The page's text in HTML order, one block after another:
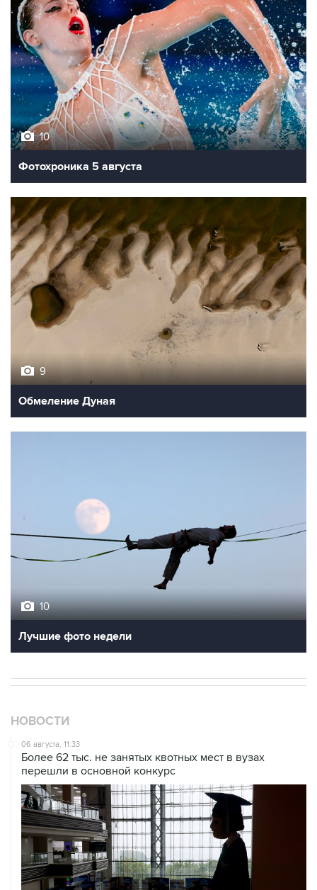
10
Фотохроника 5 августа
9
Обмеление Дуная
10
Лучшие фото недели
НОВОСТИ
06 августа, 11:33
Более 62 тыс. не занятых квотных мест в вузах
перешли в основной конкурс